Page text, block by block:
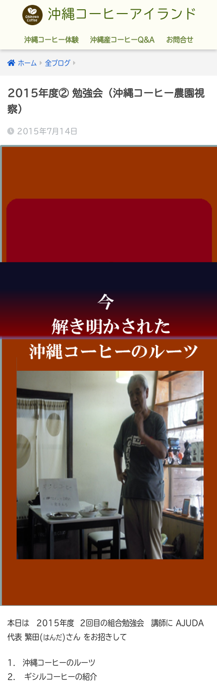
沖縄コーヒーアイランド
沖縄コーヒー体験 沖縄産コーヒーQ&A お問合せ
ホーム 全ブログ
2015年度② 勉強会（沖縄コーヒー農園視
察）
2015年7月14日
本日は 2015年度 2回目の組合勉強会 講師に AJUDA
代表 繁田( はんだ)さん をお招きして
1. 沖縄コーヒーのルーツ
2. ギシルコーヒーの紹介